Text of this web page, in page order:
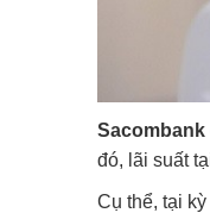
Sacombank
đó, lãi suất
Cụ thể, tại